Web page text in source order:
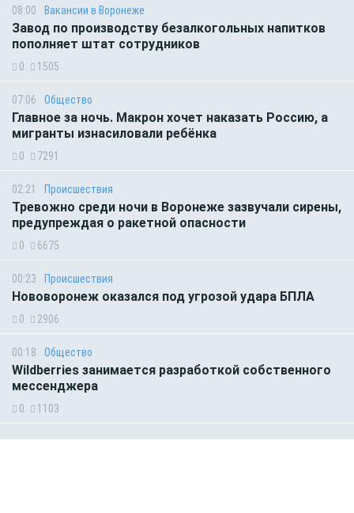
08:00 Вакансии в Воронеже
Завод по производству безалкогольных напитков
пополняет штат сотрудников
0 1505
07:06 Общество
Главное за ночь. Макрон хочет наказать Россию, а
мигранты изнасиловали ребёнка
0 7291
02:21 Происшествия
Тревожно среди ночи в Воронеже зазвучали сирены,
предупреждая о ракетной опасности
0 6675
00:23 Происшествия
Нововоронеж оказался под угрозой удара БПЛА
0 2906
00:18 Общество
Wildberries занимается разработкой собственного
мессенджера
0 1103